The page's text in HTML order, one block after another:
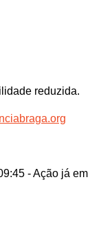
reduzida.
- Ação já em